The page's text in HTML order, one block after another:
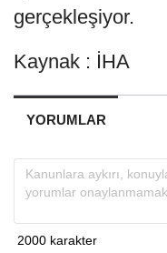
gerçekleşiyor.
Kaynak : İHA
YORUMLAR